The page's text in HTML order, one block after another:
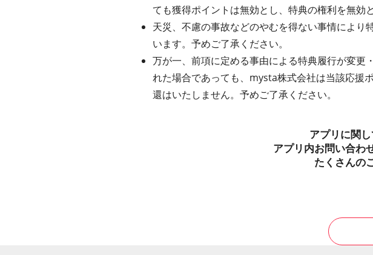
ても獲得ポイントは無効とし、特典の権利を無効
天災、不慮の事故などのやむを得ない事情によ
います。予めご了承ください。
万が一、前項に定める事由による特典履行が変更
れた場合であっても、mysta株式会社は当該応援
還はいたしません。予めご了承ください。
アプリに関し
アプリ内お問い合わ
たくさんの